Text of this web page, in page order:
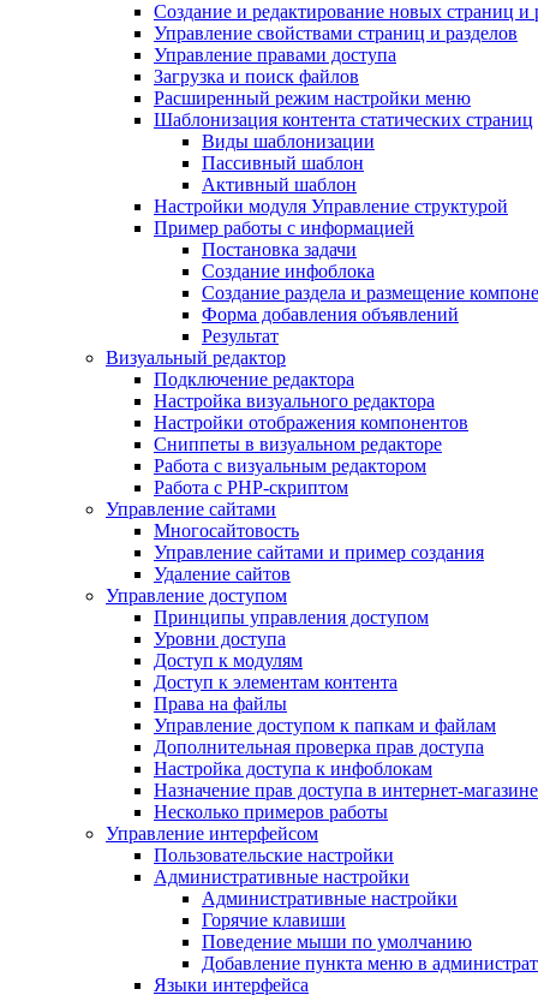
Создание и редактирование новых страниц и
Управление свойствами страниц и разделов
Управление правами доступа
Загрузка и поиск файлов
Расширенный режим настройки меню
Шаблонизация контента статических страниц
Виды шаблонизации
Пассивный шаблон
Активный шаблон
Настройки модуля Управление структурой
Пример работы с информацией
Постановка задачи
Создание инфоблока
Создание раздела и размещение
Форма добавления объявлений
Результат
Визуальный редактор
Подключение редактора
Настройка визуального редактора
Настройки отображения компонентов
Сниппеты в визуальном редакторе
Работа с визуальным редактором
Работа с PHP-скриптом
Управление сайтами
Многосайтовость
Управление сайтами и пример создания
Удаление сайтов
Управление доступом
Принципы управления доступом
Уровни доступа
Доступ к модулям
Доступ к элементам контента
Права на файлы
Управление доступом к папкам и файлам
Дополнительная проверка прав доступа
Настройка доступа к инфоблокам
Назначение прав доступа в интернет-магазине
Несколько примеров работы
Управление интерфейсом
Пользовательские настройки
Административные настройки
Административные настройки
Горячие клавиши
Поведение мыши по умолчанию
Добавление пункта меню в
Языки интерфейса